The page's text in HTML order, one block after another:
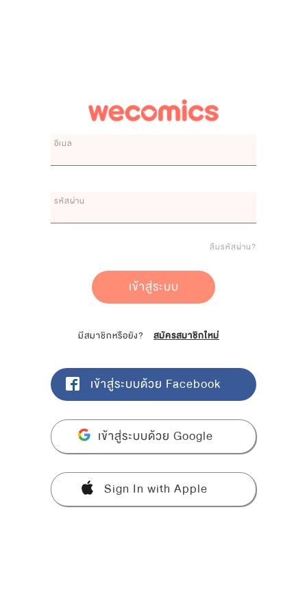
อีเมล
รหัสผ่าน
ลืมรหัสผ่าน?
เข้าสู่ระบบ
มีสมาชิกหรือยัง? สมัครสมาชิกใหม่
เข้าสู่ระบบด้วย Facebook
เข้าสู่ระบบด้วย Google
Sign In with Apple